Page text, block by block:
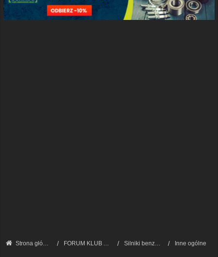
Strona główna FORUM KLUB AUDI A8 - FORUM TECHNICZNE Silniki benzynowe i LPG Inne ogólne